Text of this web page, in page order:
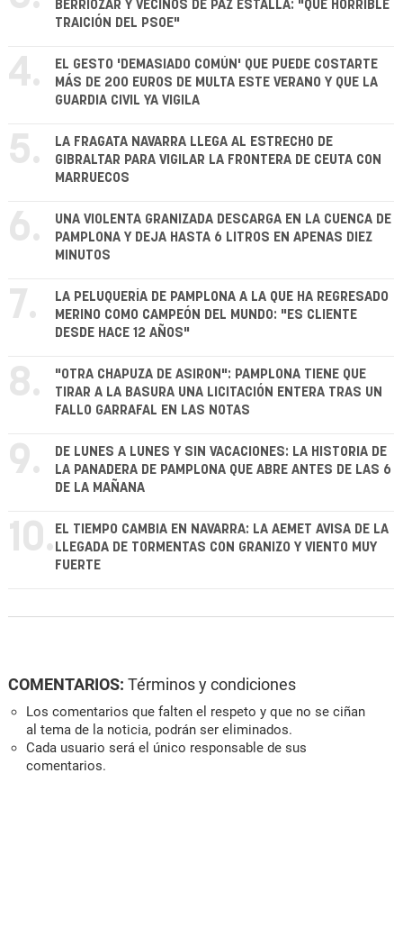
BERRIOZAR Y VECINOS DE PAZ ESTALLA: "QUÉ HORRIBLE
TRAICIÓN DEL PSOE"
4.
EL GESTO 'DEMASIADO COMÚN' QUE PUEDE COSTARTE
MÁS DE 200 EUROS DE MULTA ESTE VERANO Y QUE LA
GUARDIA CIVIL YA VIGILA
5.
LA FRAGATA NAVARRA LLEGA AL ESTRECHO DE
GIBRALTAR PARA VIGILAR LA FRONTERA DE CEUTA CON
MARRUECOS
6.
UNA VIOLENTA GRANIZADA DESCARGA EN LA CUENCA DE
PAMPLONA Y DEJA HASTA 6 LITROS EN APENAS DIEZ
MINUTOS
7.
LA PELUQUERÍA DE PAMPLONA A LA QUE HA REGRESADO
MERINO COMO CAMPEÓN DEL MUNDO: "ES CLIENTE
DESDE HACE 12 AÑOS"
8.
"OTRA CHAPUZA DE ASIRON": PAMPLONA TIENE QUE
TIRAR A LA BASURA UNA LICITACIÓN ENTERA TRAS UN
FALLO GARRAFAL EN LAS NOTAS
9.
DE LUNES A LUNES Y SIN VACACIONES: LA HISTORIA DE
LA PANADERA DE PAMPLONA QUE ABRE ANTES DE LAS 6
DE LA MAÑANA
10. EL TIEMPO CAMBIA EN NAVARRA: LA AEMET AVISA DE LA
LLEGADA DE TORMENTAS CON GRANIZO Y VIENTO MUY
FUERTE
COMENTARIOS: Términos y condiciones
Los comentarios que falten el respeto y que no se ciñan
al tema de la noticia, podrán ser eliminados.
Cada usuario será el único responsable de sus
comentarios.